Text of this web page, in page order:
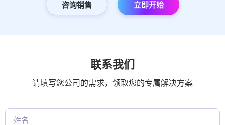
咨询销售 立即开始
联系我们
请填写您公司的需求，领取您的专属解决方案